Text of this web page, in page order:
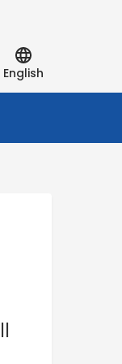
English